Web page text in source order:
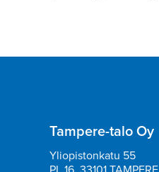
Tampere-talo Oy
Yliopistonkatu 55